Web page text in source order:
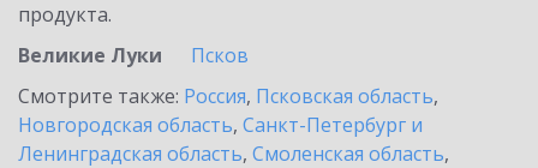
продукта.
Великие Луки
Псков
Смотрите также: Россия, Псковская область,
Новгородская область, Санкт-Петербург и
Ленинградская область, Смоленская область,